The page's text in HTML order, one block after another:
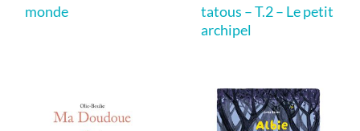
monde
tatous – T.2 – Le petit
archipel